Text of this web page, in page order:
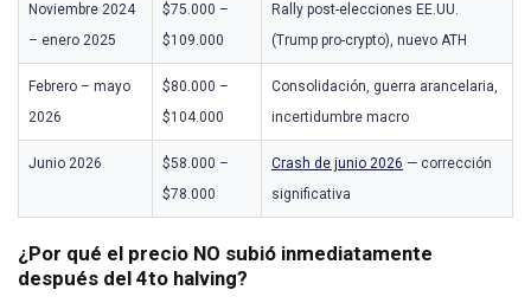
Noviembre 2024
– enero 2025
$75.000 –
$109.000
Rally post-elecciones EE.UU.
(Trump pro-crypto), nuevo ATH
Febrero – mayo
2026
$80.000 –
$104.000
Consolidación, guerra arancelaria,
incertidumbre macro
Junio 2026
$58.000 –
$78.000
Crash de junio 2026 — corrección
significativa
¿Por qué el precio NO subió inmediatamente
después del 4to halving?